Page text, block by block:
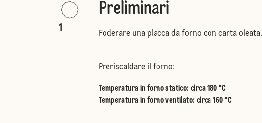
1
Preliminari
Foderare una placca da forno con carta oleata.
Preriscaldare il forno:
Temperatura in forno statico: circa 180 °C
Temperatura in forno ventilato: circa 160 °C